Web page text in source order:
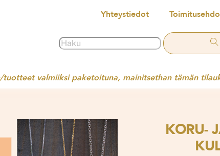
Yhteystiedot
valmiiksi paketoituna, mainitsethan tämän
KORU-